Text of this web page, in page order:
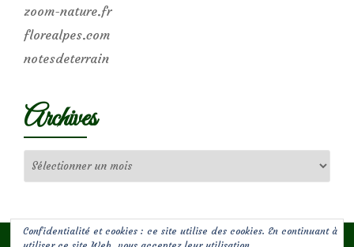
zoom-nature.fr
florealpes.com
notesdeterrain
Archives
Confidentialité et cookies : ce site utilise des cookies. En continuant à